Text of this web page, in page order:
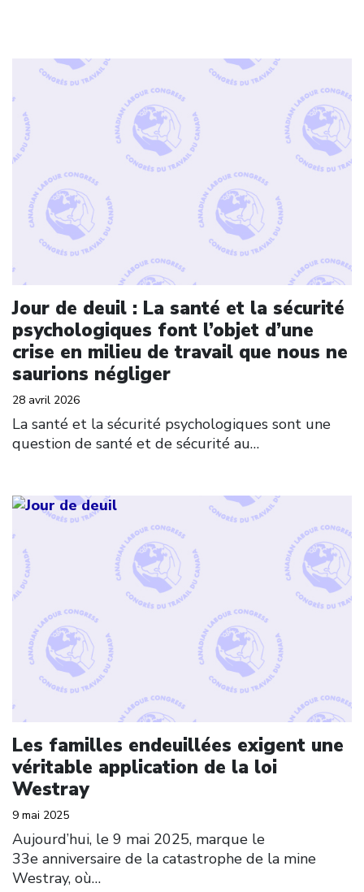
Jour de deuil : La santé et la sécurité
psychologiques font l’objet d’une
crise en milieu de travail que nous ne
saurions négliger
28 avril 2026
La santé et la sécurité psychologiques sont une
question de santé et de sécurité au…
Click to open the link
Les familles endeuillées exigent une
véritable application de la loi
Westray
9 mai 2025
Aujourd’hui, le 9 mai 2025, marque le
33e anniversaire de la catastrophe de la mine
Westray, où…
Click to open the link